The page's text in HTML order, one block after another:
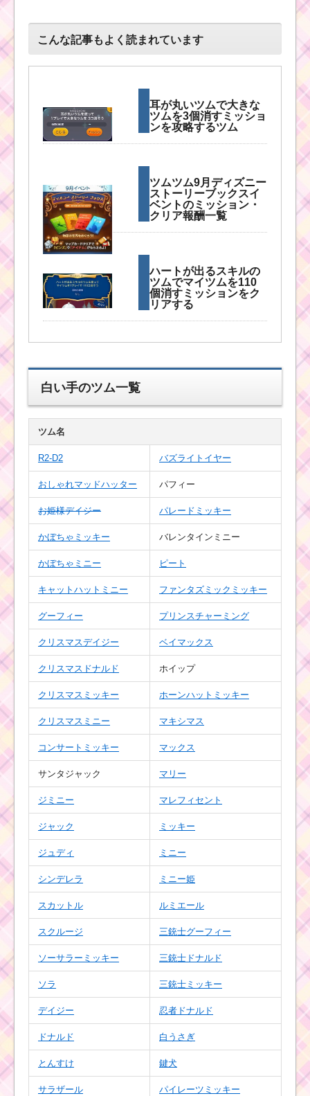
こんな記事もよく読まれています
耳が丸いツムで大きな
ツムを3個消すミッショ
ンを攻略するツム
ツムツム9月ディズニー
ストーリーブックスイ
ベントのミッション・
クリア報酬一覧
ハートが出るスキルの
ツムでマイツムを110
個消すミッションをク
リアする
ムを合計5個消すミッシ
万点稼ぐミッションを
攻略するツム
黄色のツムで275万点
を稼ぐミッションを攻
略するツム
ツムツム11月イベント
「100エーカーの森で
プーさんのハチミツあ
法・報酬
ウサギのツムを
使って合計6000
に効率の良いツム
1プレイでほっぺが赤い
ションを攻略するツム
黄色のツムを1プレイで
150個消すミッション
を攻略するツム
帽子をかぶったツムで
スキルを10回使うミッ
ションを攻略するツム
ツムツムミッションビ
ンゴ22枚目のミッショ
ンを攻略した方法
スターウォーズ
白い手のツム一覧
ツム名
R2-D2 バズライトイヤー
おしゃれマッドハッター パフィー
お姫様デイジー パレードミッキー
かぼちゃミッキー バレンタインミニー
かぼちゃミニー ピート
キャットハットミニー ファンタズミックミッキー
グーフィー プリンスチャーミング
クリスマスデイジー ベイマックス
クリスマスドナルド ホイップ
クリスマスミッキー ホーンハットミッキー
クリスマスミニー マキシマス
コンサートミッキー マックス
サンタジャック マリー
ジミニー マレフィセント
ジャック ミッキー
ジュディ ミニー
シンデレラ ミニー姫
スカットル ルミエール
スクルージ 三銃士グーフィー
ソーサラーミッキー 三銃士ドナルド
ソラ 三銃士ミッキー
デイジー 忍者ドナルド
ドナルド 白うさぎ
とんすけ 鍵犬
サラザール パイレーツミッキー